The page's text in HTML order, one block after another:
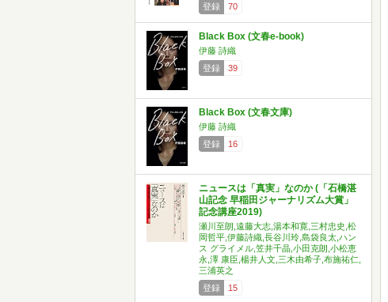
登録
70
Black Box (文春e-book)
伊藤 詩織
登録
39
Black Box (文春文庫)
伊藤 詩織
登録
16
ニュースは「真実」なのか (「石橋湛
山記念 早稲田ジャーナリズム大賞」
記念講座2019)
瀬川至朗,遠藤大志,湯本和寛,三村忠史,松
岡哲平,伊藤詩織,長谷川玲,島袋良太,ハン
ス グライメル,笠井千晶,小田克朗,小松恵
永,澤 康臣,楊井人文,三木由希子,布施祐仁,
三浦英之
登録
15